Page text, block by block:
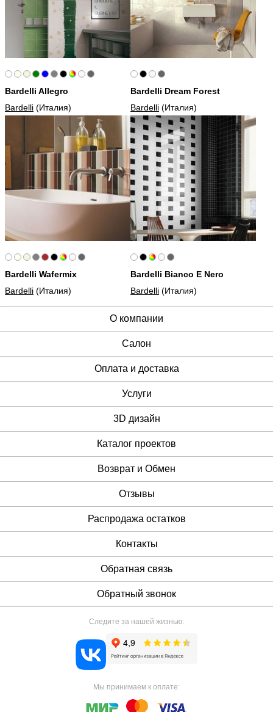
Bardelli Allegro
Bardelli (Италия)
Bardelli Dream Forest
Bardelli (Италия)
Bardelli Wafermix
Bardelli (Италия)
Bardelli Bianco E Nero
Bardelli (Италия)
О компании
Cалон
Оплата и доставка
Услуги
3D дизайн
Каталог проектов
Возврат и Обмен
Отзывы
Распродажа остатков
Контакты
Обратная связь
Обратный звонок
Следите за нашей жизнью:
Мы принимаем к оплате: